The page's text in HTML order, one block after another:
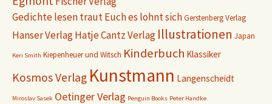
Gedichte lesen traut Euch es lohnt sichGerstenberg Verlag
Hanser VerlagHatje Cantz Verlag Illustrationen Japan
Keri Smith Kiepenheuer und Witsch Kinderbuch Klassiker
Kosmos Verlag Kunstmann Langenscheidt
Miroslav Sasek Oetinger Verlag Penguin Books Peter Handke